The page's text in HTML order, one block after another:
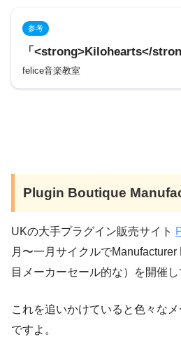
参考
「<strong>Kilohearts</
felice音楽教室
Plugin Boutique
UKの大手プラグイン販売サイト
月〜一月サイクルで
目メーカーセール的な）を開催し
これを追いかけていると色々な
ですよ。